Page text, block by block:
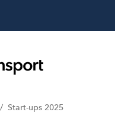
Start-ups 2025